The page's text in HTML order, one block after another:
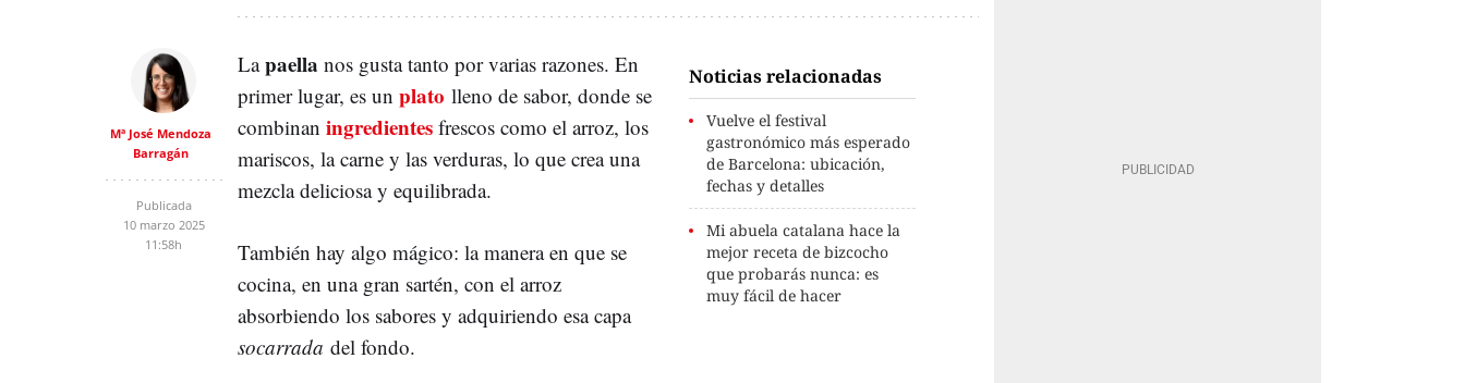
Mª José Mendoza
Barragán
Publicada
10 marzo 2025
11:58h
Noticias relacionadas
Vuelve el festival
gastronómico más esperado
de Barcelona: ubicación,
fechas y detalles
Mi abuela catalana hace la
mejor receta de bizcocho
que probarás nunca: es
muy fácil de hacer
Lapaella nos gusta tanto por varias razones. En
primer lugar, es un plato lleno de sabor, donde se
combinan ingredientes frescos como el arroz, los
mariscos, la carne y las verduras, lo que crea una
mezcla deliciosa y equilibrada.
También hay algo mágico: la manera en que se
cocina, en una gran sartén, con el arroz
absorbiendo los sabores y adquiriendo esa capa
socarrada del fondo.